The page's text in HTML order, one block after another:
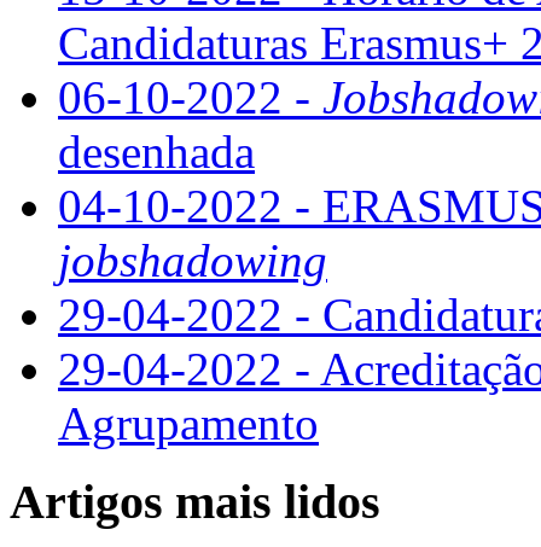
Candidaturas Erasmus+
06-10-2022 -
desenhada
04-10-2022 -
jobshadowing
29-04-2022 -
29-04-2022 -
Agrupamento
Artigos mais lidos